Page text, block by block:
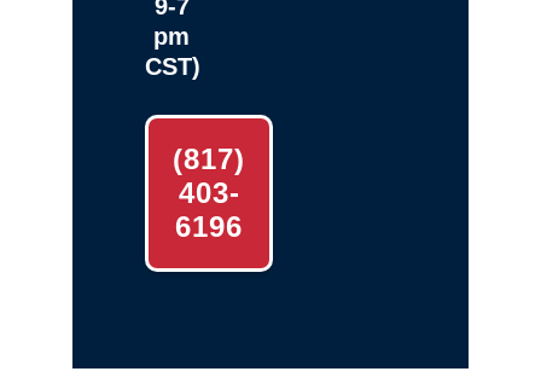
9-7
pm
CST)
(817)
403-
6196